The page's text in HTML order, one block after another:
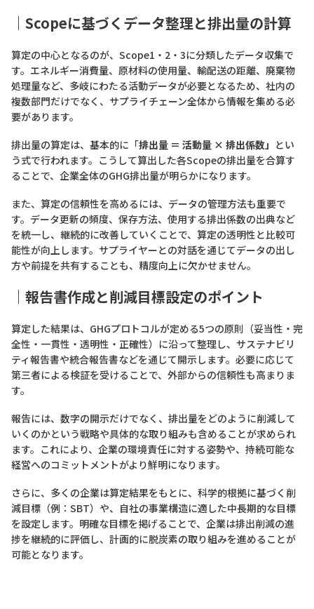
｜Scopeに基づくデータ整理と排出量の計算
算定の中心となるのが、Scope1・2・3に分類したデータ収集で
す。エネルギー消費量、原材料の使用量、輸配送の距離、廃棄物
処理量など、多岐にわたる活動データが必要となるため、社内の
複数部門だけでなく、サプライチェーン全体から情報を集める必
要があります。
排出量の算定は、基本的に「排出量 ＝ 活動量 × 排出係数」 とい
う式で行われます。こうして算出した各Scopeの排出量を合算す
ることで、企業全体のGHG排出量が明らかになります。
また、算定の信頼性を高めるには、データの管理方法も重要で
す。データ更新の頻度、保存方法、使用する排出係数の出典など
を統一し、継続的に改善していくことで、算定の透明性と比較可
能性が向上します。サプライヤーとの対話を通じてデータの出し
方や前提を共有することも、精度向上に欠かせません。
｜報告書作成と削減目標設定のポイント
算定した結果は、GHGプロトコルが定める5つの原則（妥当性・完
全性・一貫性・透明性・正確性）に沿って整理し、サステナビリ
ティ報告書や統合報告書などを通じて開示します。必要に応じて
第三者による検証を受けることで、外部からの信頼性も高まりま
す。
報告には、数字の開示だけでなく、排出量をどのように削減して
いくのかという戦略や具体的な取り組みも含めることが求められ
ます。これにより、企業の環境責任に対する姿勢や、持続可能な
経営へのコミットメントがより鮮明になります。
さらに、多くの企業は算定結果をもとに、科学的根拠に基づく削
減目標（例：SBT）や、自社の事業構造に適した中長期的な目標
を設定します。明確な目標を掲げることで、企業は排出削減の進
捗を継続的に評価し、計画的に脱炭素の取り組みを進めることが
可能となります。